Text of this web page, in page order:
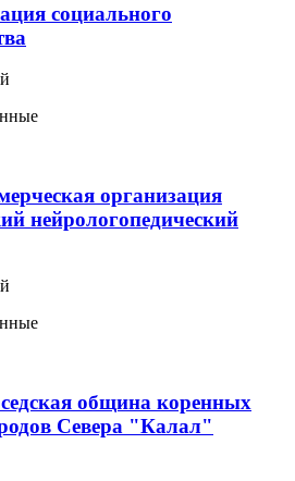
социального
организация
нейрологопедический
община коренных
Севера "Калал"